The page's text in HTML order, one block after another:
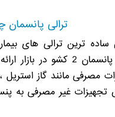
ترالی
ساده ترین ترالی های
پانسمان بدون کشو یا
مصرفی مانند گاز
غیر مصرفی به